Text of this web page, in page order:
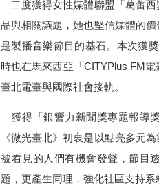
二度獲得女性媒體聯盟「葛蕾西
品與相關議題，她也堅信媒體的
是製播音樂節目的基石。本次獲
時也在馬來西亞「CITYPlus FM
臺北電臺與國際社會接軌。
獲得「銀響力新聞獎專題報導
《微光臺北》初衷是以點亮多元
被看見的人們有機會發聲，節目
題，更產生同理，強化社區支持